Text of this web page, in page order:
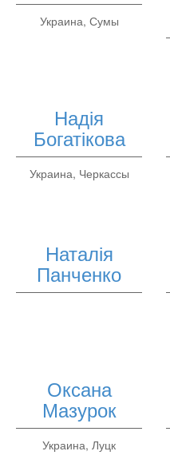
Украина, Сумы
Надія
Богатікова
Украина, Черкассы
Наталія
Панченко
Оксана
Мазурок
Украина, Луцк